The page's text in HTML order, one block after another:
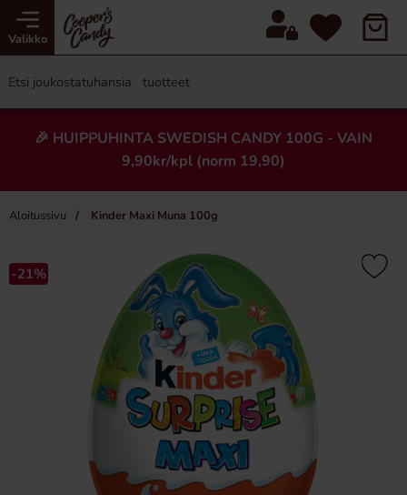
Valikko
🎉 HUIPPUHINTA SWEDISH CANDY 100G - VAIN
9,90kr/kpl (norm 19,90)
Aloitussivu Kinder Maxi Muna 100g
×
-21%